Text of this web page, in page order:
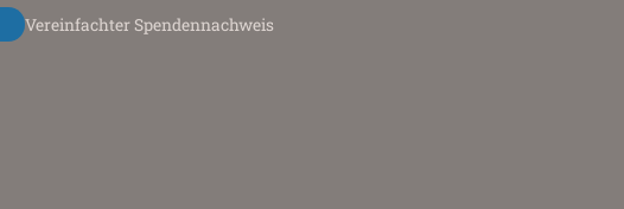
Vereinfachter Spendennachweis